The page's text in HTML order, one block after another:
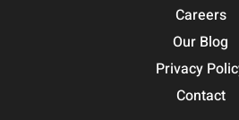
Careers
Our Blog
Privacy
Contact